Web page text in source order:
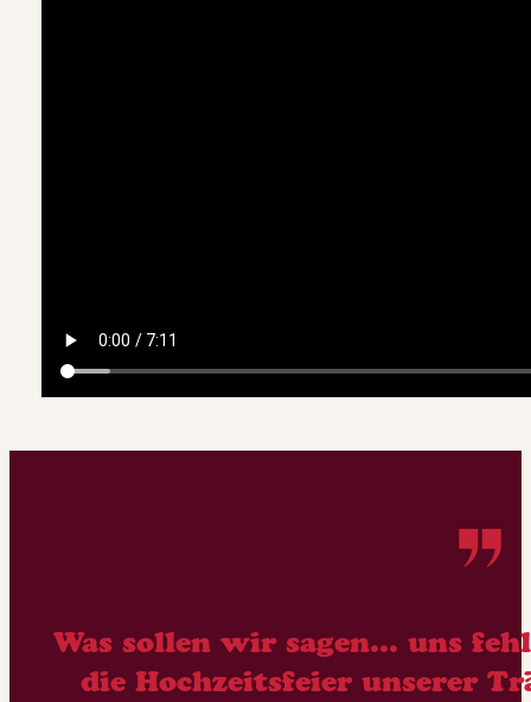
Was sollen wir sagen… uns
die Hochzeitsfeier unserer